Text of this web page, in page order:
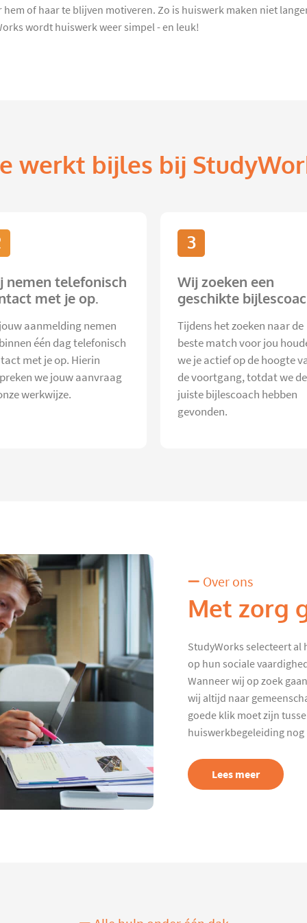
of haar te blijven motiveren. Zo is huiswerk maken niet
wordt huiswerk weer simpel - en leuk!
werkt bijles bij
nemen telefonisch
met je op.
aanmelding nemen
één dag telefonisch
met je op. Hierin
we jouw aanvraag
werkwijze.
3
Wij zoeken een
geschikte
Tijdens het zoeken naar de
beste match voor jou
we je actief op de hoogte
de voortgang, totdat we de
juiste bijlescoach hebben
gevonden.
Over ons
Met zorg
StudyWorks selecteert al
op hun sociale
Wanneer wij op zoek
wij altijd naar
goede klik moet zijn
huiswerkbegeleiding
Lees meer